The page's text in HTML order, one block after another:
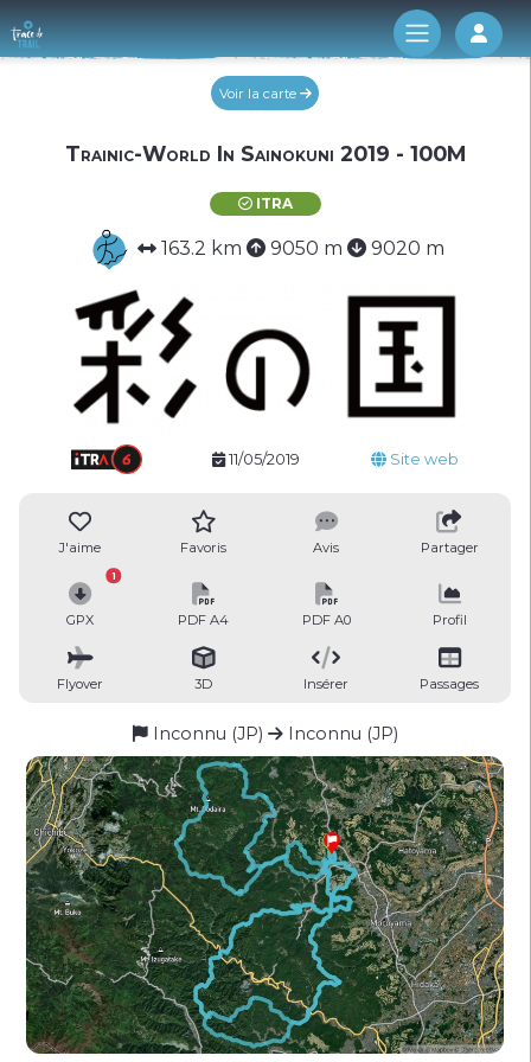
Log
Voir la carte
Trainic-World In Sainokuni 2019 - 100M
ITRA
163.2 km 9050 m 9020 m
11/05/2019 Site web
J'aime Favoris Avis Partager
GPX
1
PDF A4 PDF A0 Profil
Flyover 3D Insérer Passages
Inconnu (JP) Inconnu (JP)